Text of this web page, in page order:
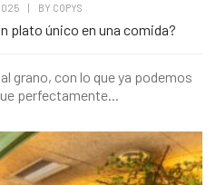
BY COPYS
plato único en una comida?
grano, con lo que ya podemos
perfectamente...